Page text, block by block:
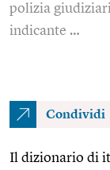
polizia
indicante …
Condividi
Il dizionario di